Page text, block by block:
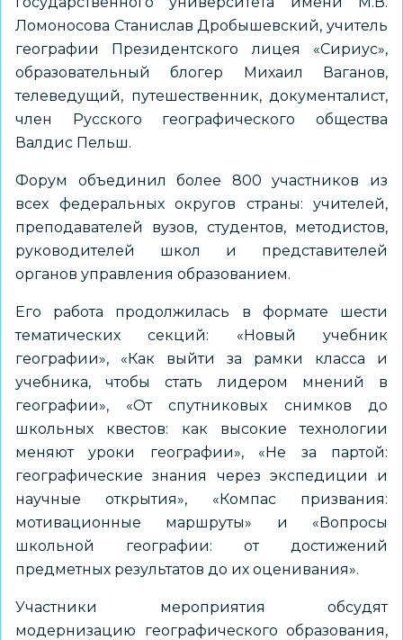
Ломоносова Станислав Дробышевский, учитель
географии Президентского лицея «Сириус»,
образовательный блогер Михаил Ваганов,
телеведущий, путешественник, документалист,
член Русского географического общества
Валдис Пельш.
Форум объединил более 800 участников из
всех федеральных округов страны: учителей,
преподавателей вузов, студентов, методистов,
руководителей школ и представителей
органов управления образованием.
Его работа продолжилась в формате шести
тематических секций: «Новый учебник
географии», «Как выйти за рамки класса и
учебника, чтобы стать лидером мнений в
географии», «От спутниковых снимков до
школьных квестов: как высокие технологии
меняют уроки географии», «Не за партой:
географические знания через экспедиции и
научные открытия», «Компас призвания:
мотивационные маршруты» и «Вопросы
школьной географии: от достижений
предметных результатов до их оценивания».
Участники мероприятия обсудят
модернизацию географического образования,